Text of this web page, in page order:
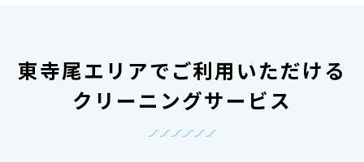
東寺尾エリアでご利用いただける
クリーニングサービス